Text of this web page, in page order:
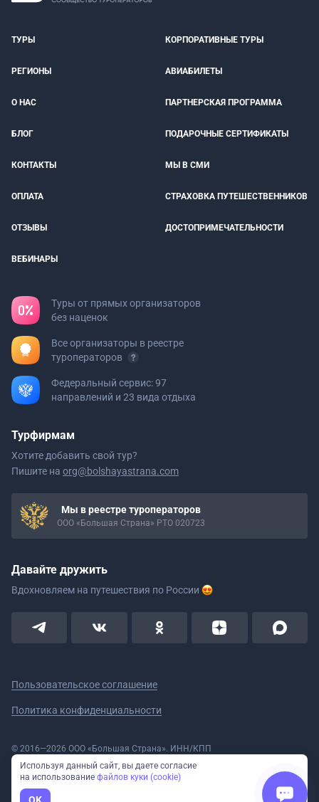
ТУРЫ КОРПОРАТИВНЫЕ ТУРЫ
РЕГИОНЫ АВИАБИЛЕТЫ
О НАС ПАРТНЕРСКАЯ ПРОГРАММА
БЛОГ ПОДАРОЧНЫЕ СЕРТИФИКАТЫ
КОНТАКТЫ МЫ В СМИ
ОПЛАТА СТРАХОВКА ПУТЕШЕСТВЕННИКОВ
ОТЗЫВЫ ДОСТОПРИМЕЧАТЕЛЬНОСТИ
ВЕБИНАРЫ
Туры от прямых организаторов
без наценок
Все организаторы в реестре
туроператоров
Федеральный сервис: 97
направлений и 23 вида отдыха
Турфирмам
Хотите добавить свой тур?
Пишите на org@bolshayastrana.com
Мы в реестре туроператоров
ООО «Большая Страна» РТО 020723
Давайте дружить
Вдохновляем на путешествия по России
Пользовательское соглашение
Политика конфиденциальности
© 2016—2026 ООО «Большая Страна». ИНН/КПП
5908078160/590801001 ОГРН 1185958020533
Номер в реестре Роскомнадзора № 59-18-006319 (Приказ № 321 от
11.10.2018)
Полное или частичное копирование изображений и текстов возможно
Используя данный сайт, вы даете согласие
на использование файлов куки (cookie)